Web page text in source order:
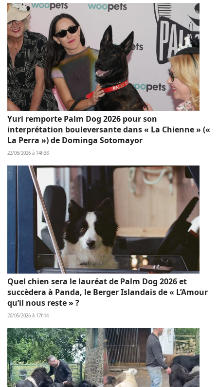
Yuri remporte Palm Dog 2026 pour son
interprétation bouleversante dans « La Chienne » («
La Perra ») de Dominga Sotomayor
22/05/2026 à 14h38
Quel chien sera le lauréat de Palm Dog 2026 et
succèdera à Panda, le Berger Islandais de « L’Amour
qu’il nous reste » ?
20/05/2026 à 17h14